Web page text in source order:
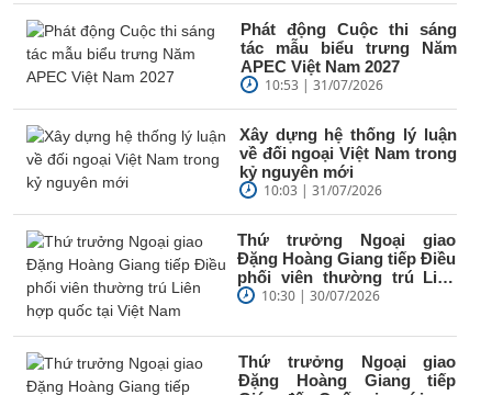
Phát động Cuộc thi sáng
tác mẫu biểu trưng Năm
APEC Việt Nam 2027
10:53 | 31/07/2026
Xây dựng hệ thống lý luận
về đối ngoại Việt Nam trong
kỷ nguyên mới
10:03 | 31/07/2026
Thứ trưởng Ngoại giao
Đặng Hoàng Giang tiếp Điều
phối viên thường trú Liên
hợp quốc tại Việt Nam
10:30 | 30/07/2026
Thứ trưởng Ngoại giao
Đặng Hoàng Giang tiếp